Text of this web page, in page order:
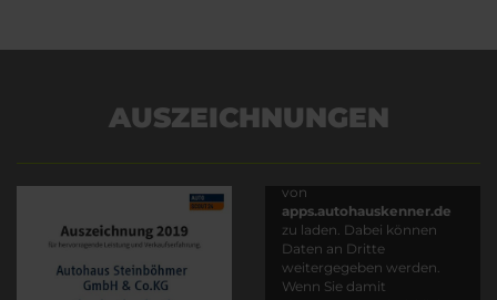
AUSZEICHNUNGEN
von
apps.autohauskenner.de
zu laden. Dabei können
Daten an Dritte
weitergegeben werden.
Wenn Sie damit